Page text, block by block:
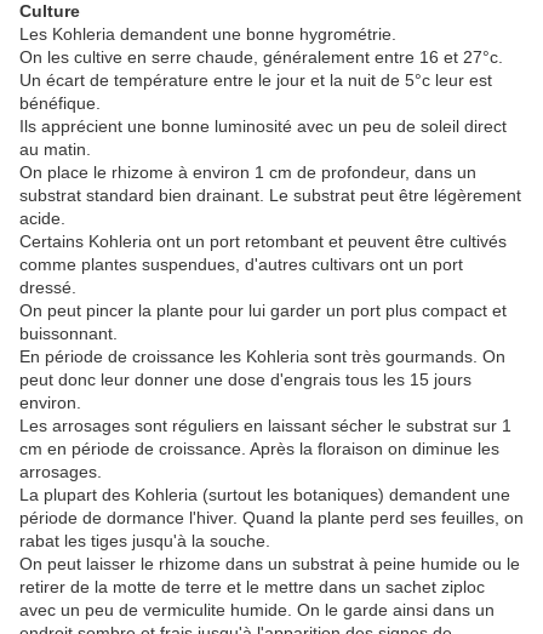
Culture
Les Kohleria demandent une bonne hygrométrie.
On les cultive en serre chaude, généralement entre 16 et 27°c.
Un écart de température entre le jour et la nuit de 5°c leur est
bénéfique.
Ils apprécient une bonne luminosité avec un peu de soleil direct
au matin.
On place le rhizome à environ 1 cm de profondeur, dans un
substrat standard bien drainant. Le substrat peut être légèrement
acide.
Certains Kohleria ont un port retombant et peuvent être cultivés
comme plantes suspendues, d'autres cultivars ont un port
dressé.
On peut pincer la plante pour lui garder un port plus compact et
buissonnant.
En période de croissance les Kohleria sont très gourmands. On
peut donc leur donner une dose d'engrais tous les 15 jours
environ.
Les arrosages sont réguliers en laissant sécher le substrat sur 1
cm en période de croissance. Après la floraison on diminue les
arrosages.
La plupart des Kohleria (surtout les botaniques) demandent une
période de dormance l'hiver. Quand la plante perd ses feuilles, on
rabat les tiges jusqu'à la souche.
On peut laisser le rhizome dans un substrat à peine humide ou le
retirer de la motte de terre et le mettre dans un sachet ziploc
avec un peu de vermiculite humide. On le garde ainsi dans un